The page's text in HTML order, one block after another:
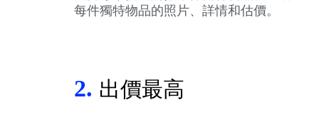
每件獨特物品的照片、詳情和估價。
2. 出價最高